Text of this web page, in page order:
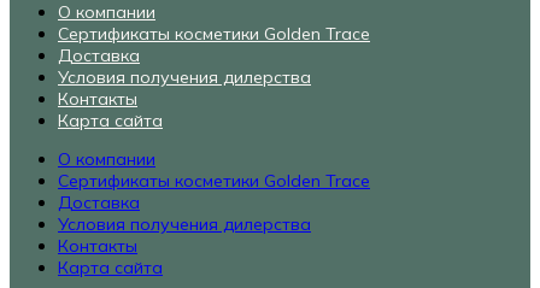
О компании
Сертификаты косметики Golden Trace
Доставка
Условия получения дилерства
Контакты
Карта сайта
О компании
Сертификаты косметики Golden Trace
Доставка
Условия получения дилерства
Контакты
Карта сайта